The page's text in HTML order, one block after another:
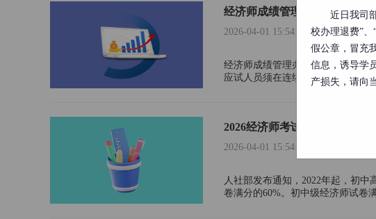
经济师成绩管理办法
2026-04-01 15:54:36
经济师成绩管理办法初级、中级经
应试人员须在连续的两个考试年度
2026经济师考试合格分数线
2026-04-01 15:54:08
人社部发布通知，2022年起，初
卷满分的60%。初中级经济师试卷
近日我司
校办理退费”、
假公章，冒充
信息，诱导学
产损失，请向